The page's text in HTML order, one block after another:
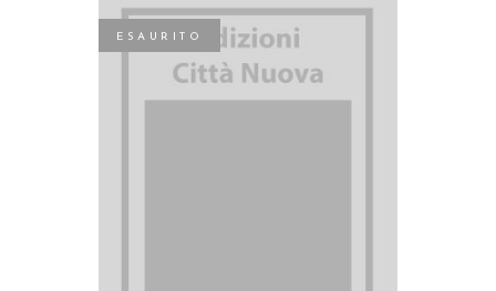
ESAURITO